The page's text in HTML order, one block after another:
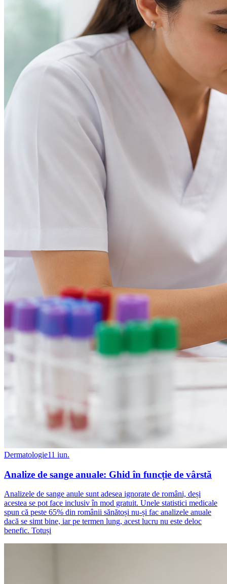
Dermatologie11 iun.
Analize de sange anuale: Ghid în funcție de vârstă
Analizele de sange anule sunt adesea ignorate de români, deși
acestea se pot face inclusiv în mod gratuit. Unele statistici medicale
spun că peste 65% din românii sănătoși nu-și fac analizele anuale
dacă se simt bine, iar pe termen lung, acest lucru nu este deloc
benefic. Totuși